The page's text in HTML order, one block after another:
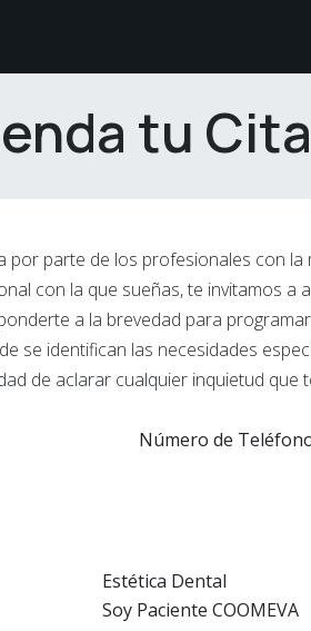
tu Cita
por parte de los profesionales con
con la que sueñas, te invitamos
a la brevedad para
se identifican las necesidades
de aclarar cualquier inquietud
Número de
Estética Dental
Soy Paciente COOMEVA